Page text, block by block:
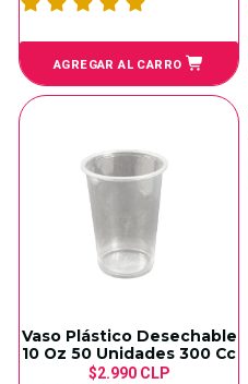
AGREGAR AL CARRO
Vaso Plástico Desechable
10 Oz 50 Unidades 300 Cc
$2.990 CLP